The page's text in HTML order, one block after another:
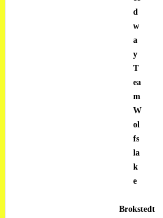
d
w
a
y
T
ea
m
W
ol
fs
la
k
e
Brokstedt